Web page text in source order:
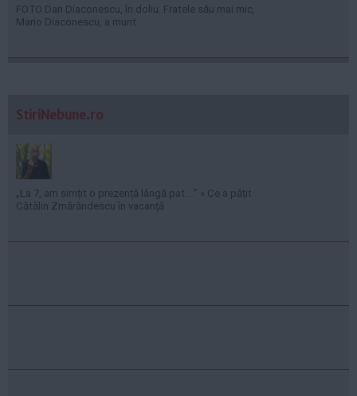
FOTO Dan Diaconescu, în doliu. Fratele său mai mic,
Mario Diaconescu, a murit
StiriNebune.ro
„La 7, am simțit o prezență lângă pat ...” » Ce a pățit
Cătălin Zmărăndescu în vacanță